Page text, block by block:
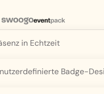
in Echtzeit
Badge-